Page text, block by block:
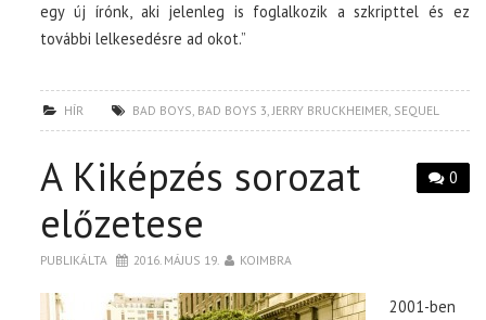
egy új írónk, aki jelenleg is foglalkozik a szkripttel és ez
további lelkesedésre ad okot.”
HÍR BAD BOYS, BAD BOYS 3,JERRY BRUCKHEIMER, SEQUEL
0
A Kiképzés sorozat
előzetese
PUBLIKÁLTA 2016. MÁJUS 19. KOIMBRA
2001-ben